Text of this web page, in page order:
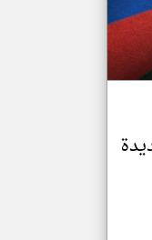
الدولة
على مدار الساعة
العاجلة والمباشرة